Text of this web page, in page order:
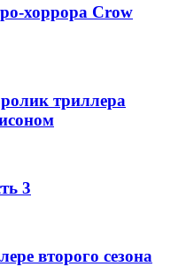
хоррора Crow
триллера
3
второго сезона